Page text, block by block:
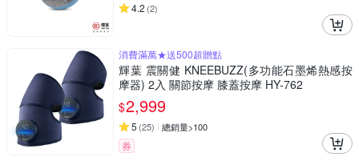
4.2 (2)
消費滿萬★送500超贈點
輝葉 震關健 KNEEBUZZ(多功能石墨烯熱感按
摩器) 2入 關節按摩 膝蓋按摩 HY-762
$2,999
5 (25) 總銷量>100
券